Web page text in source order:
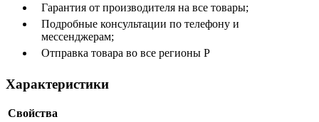
Гарантия от производителя на все товары;
Подробные консультации по телефону и
мессенджерам;
Отправка товара во все регионы Р
Характеристики
Свойства